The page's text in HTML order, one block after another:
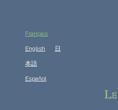
Français
English 日
本語
Español